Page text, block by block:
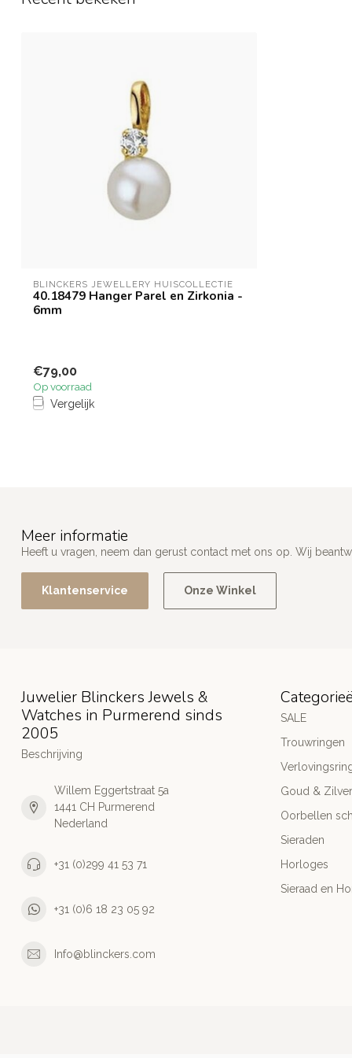
BLINCKERS JEWELLERY HUISCOLLECTIE
40.18479 Hanger Parel en Zirkonia -
6mm
€79,00
Op voorraad
Vergelijk
Meer informatie
Heeft u vragen, neem dan gerust contact met ons op. Wij
Klantenservice Onze Winkel
Juwelier Blinckers Jewels &
Watches in Purmerend sinds
2005
Beschrijving
Willem Eggertstraat 5a
1441 CH Purmerend
Nederland
+31 (0)299 41 53 71
+31 (0)6 18 23 05 92
Info@blinckers.com
SALE
Trouwringen
Goud &
Oorbellen
Sieraden
Horloges
Sieraad en